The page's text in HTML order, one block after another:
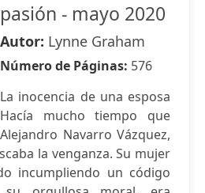
pasión - mayo 2020
Autor: Lynne Graham
Número de Páginas: 576
La inocencia de una esposa
Hacía mucho tiempo que
Alejandro Navarro Vázquez,
la venganza. Su mujer
incumpliendo un código